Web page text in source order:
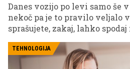
Danes vozijo po levi samo še
nekoč pa je to pravilo veljalo v
sprašujete, zakaj, lahko
TEHNOLOGIJA